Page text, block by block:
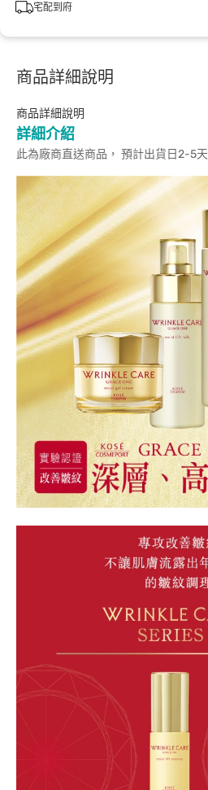
宅配到府
商品詳細說明
商品詳細說明
詳細介紹
此為廠商直送商品， 預計出貨日2-5天